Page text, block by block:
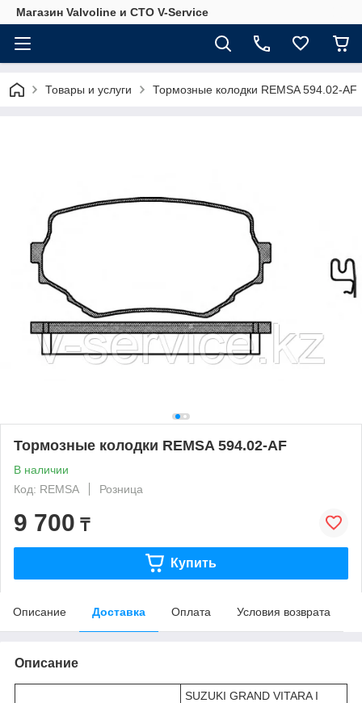
Магазин Valvoline и СТО V-Service
Товары и услуги Тормозные колодки REMSA 594.02-AF
Тормозные колодки REMSA 594.02-AF
В наличии
Код: REMSA
Розница
9 700 ₸
Купить
Описание Доставка Оплата Условия возврата
Описание
SUZUKI GRAND VITARA I